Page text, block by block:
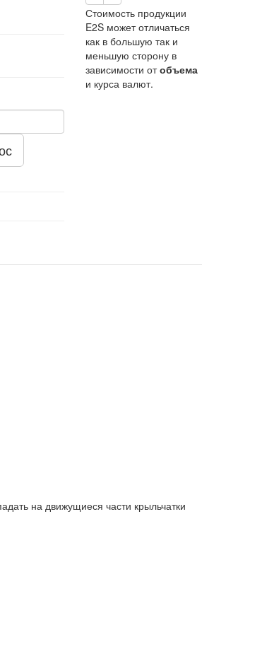
Стоимость продукции
E2S может отличаться
как в большую так и
меньшую сторону в
зависимости отобъема
и курса валют.
на движущиеся части крыльчатки